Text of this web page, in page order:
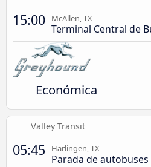
15:00 McAllen, TX
Terminal Central de
Económica
Valley Transit
05:45 Harlingen, TX
Parada de